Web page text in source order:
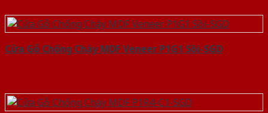
Cửa Gỗ Chống Cháy MDF Veneer P1G1 Sồi-SGD